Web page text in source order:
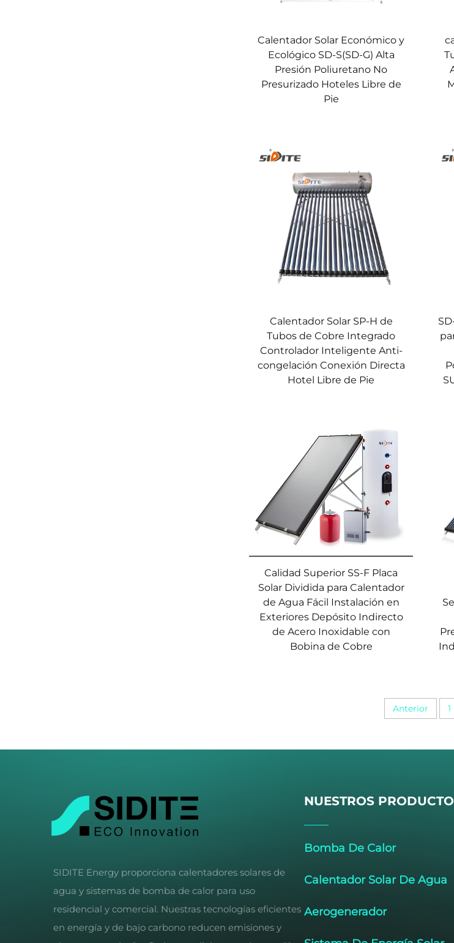
Calentador Solar Económico y
Ecológico SD-S(SD-G) Alta
Presión Poliuretano No
Presurizado Hoteles Libre de
Pie
Calentador Solar SP-H de
Tubos de Cobre Integrado
Controlador Inteligente Anti-
congelación Conexión Directa
Hotel Libre de Pie
Calidad Superior SS-F Placa
Solar Dividida para Calentador
de Agua Fácil Instalación en
Exteriores Depósito Indirecto
de Acero Inoxidable con
Bobina de Cobre
Anterior 1
SIDITE Energy proporciona calentadores solares de
agua y sistemas de bomba de calor para uso
residencial y comercial. Nuestras tecnologías eficientes
en energía y de bajo carbono reducen emisiones y
NUESTROS
Bomba De Calor
Calentador Solar De Agua
Aerogenerador